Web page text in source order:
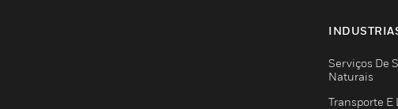
Serviços De
Naturais
Transporte E